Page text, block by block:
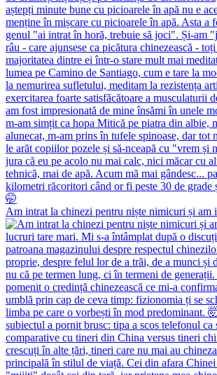
Am intrat la chinezi pentru niște nimicuri și am i